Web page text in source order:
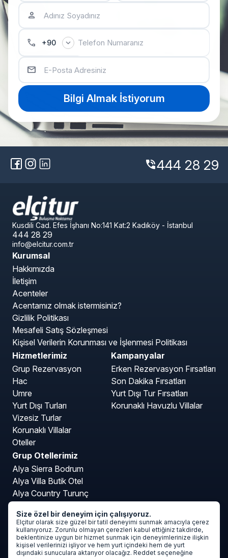
person
phone +90 expand_more
email
phone_in_talk444 28 29
Kusdili Cad. Efes İşhanı No:141 Kat:2 Kadıköy - İstanbul
444 28 29
info@elcitur.com.tr
Kurumsal
Hakkımızda
İletişim
Acenteler
Acentamız olmak istermisiniz?
Gizlilik Politikası
Mesafeli Satış Sözleşmesi
Kişisel Verilerin Korunması ve İşlenmesi Politikası
Hizmetlerimiz
Grup Rezervasyon
Hac
Umre
Yurt Dışı Turları
Vizesiz Turlar
Korunaklı Villalar
Oteller
Kampanyalar
Erken Rezervasyon Fırsatları
Son Dakika Fırsatları
Yurt Dışı Tur Fırsatları
Korunaklı Havuzlu Villalar
Grup Otellerimiz
Alya Sierra Bodrum
Alya Villa Butik Otel
Alya Country Turunç
Mavi Deniz Otel Turunç
Size özel bir deneyim için çalışıyoruz.
Elçitur olarak size güzel bir tatil deneyimi sunmak amacıyla çerez
kullanıyoruz. Zorunlu olmayan çerezleri kabul ettiğiniz takdirde,
beklentinize uygun bir hizmet sunmak için deneyimlerinize ilişkin
kişisel verilerinizi işliyor ve hem yurt içindeki hem de yurt
dışındaki sunuculara aktarıyor olacağız. Reddet seçeneğine